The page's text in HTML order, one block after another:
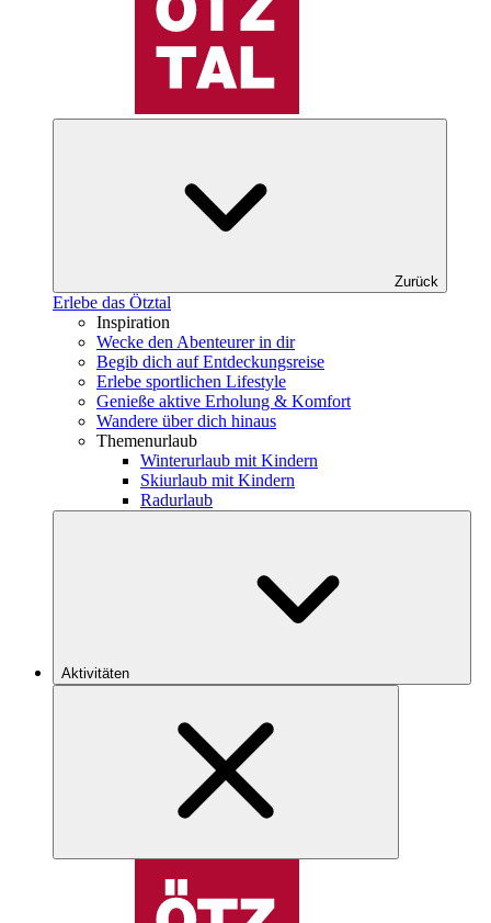
Zurück
Erlebe das Ötztal
Inspiration
Wecke den Abenteurer in dir
Begib dich auf Entdeckungsreise
Erlebe sportlichen Lifestyle
Genieße aktive Erholung & Komfort
Wandere über dich hinaus
Themenurlaub
Winterurlaub mit Kindern
Skiurlaub mit Kindern
Radurlaub
Aktivitäten